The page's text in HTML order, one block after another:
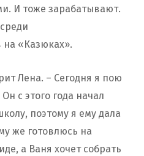
И тоже зарабатывают.
на «Казюках».
Лена. – Сегодня я пою
с этого года начал
поэтому я ему дала
же готовлюсь на
а Ваня хочет собрать